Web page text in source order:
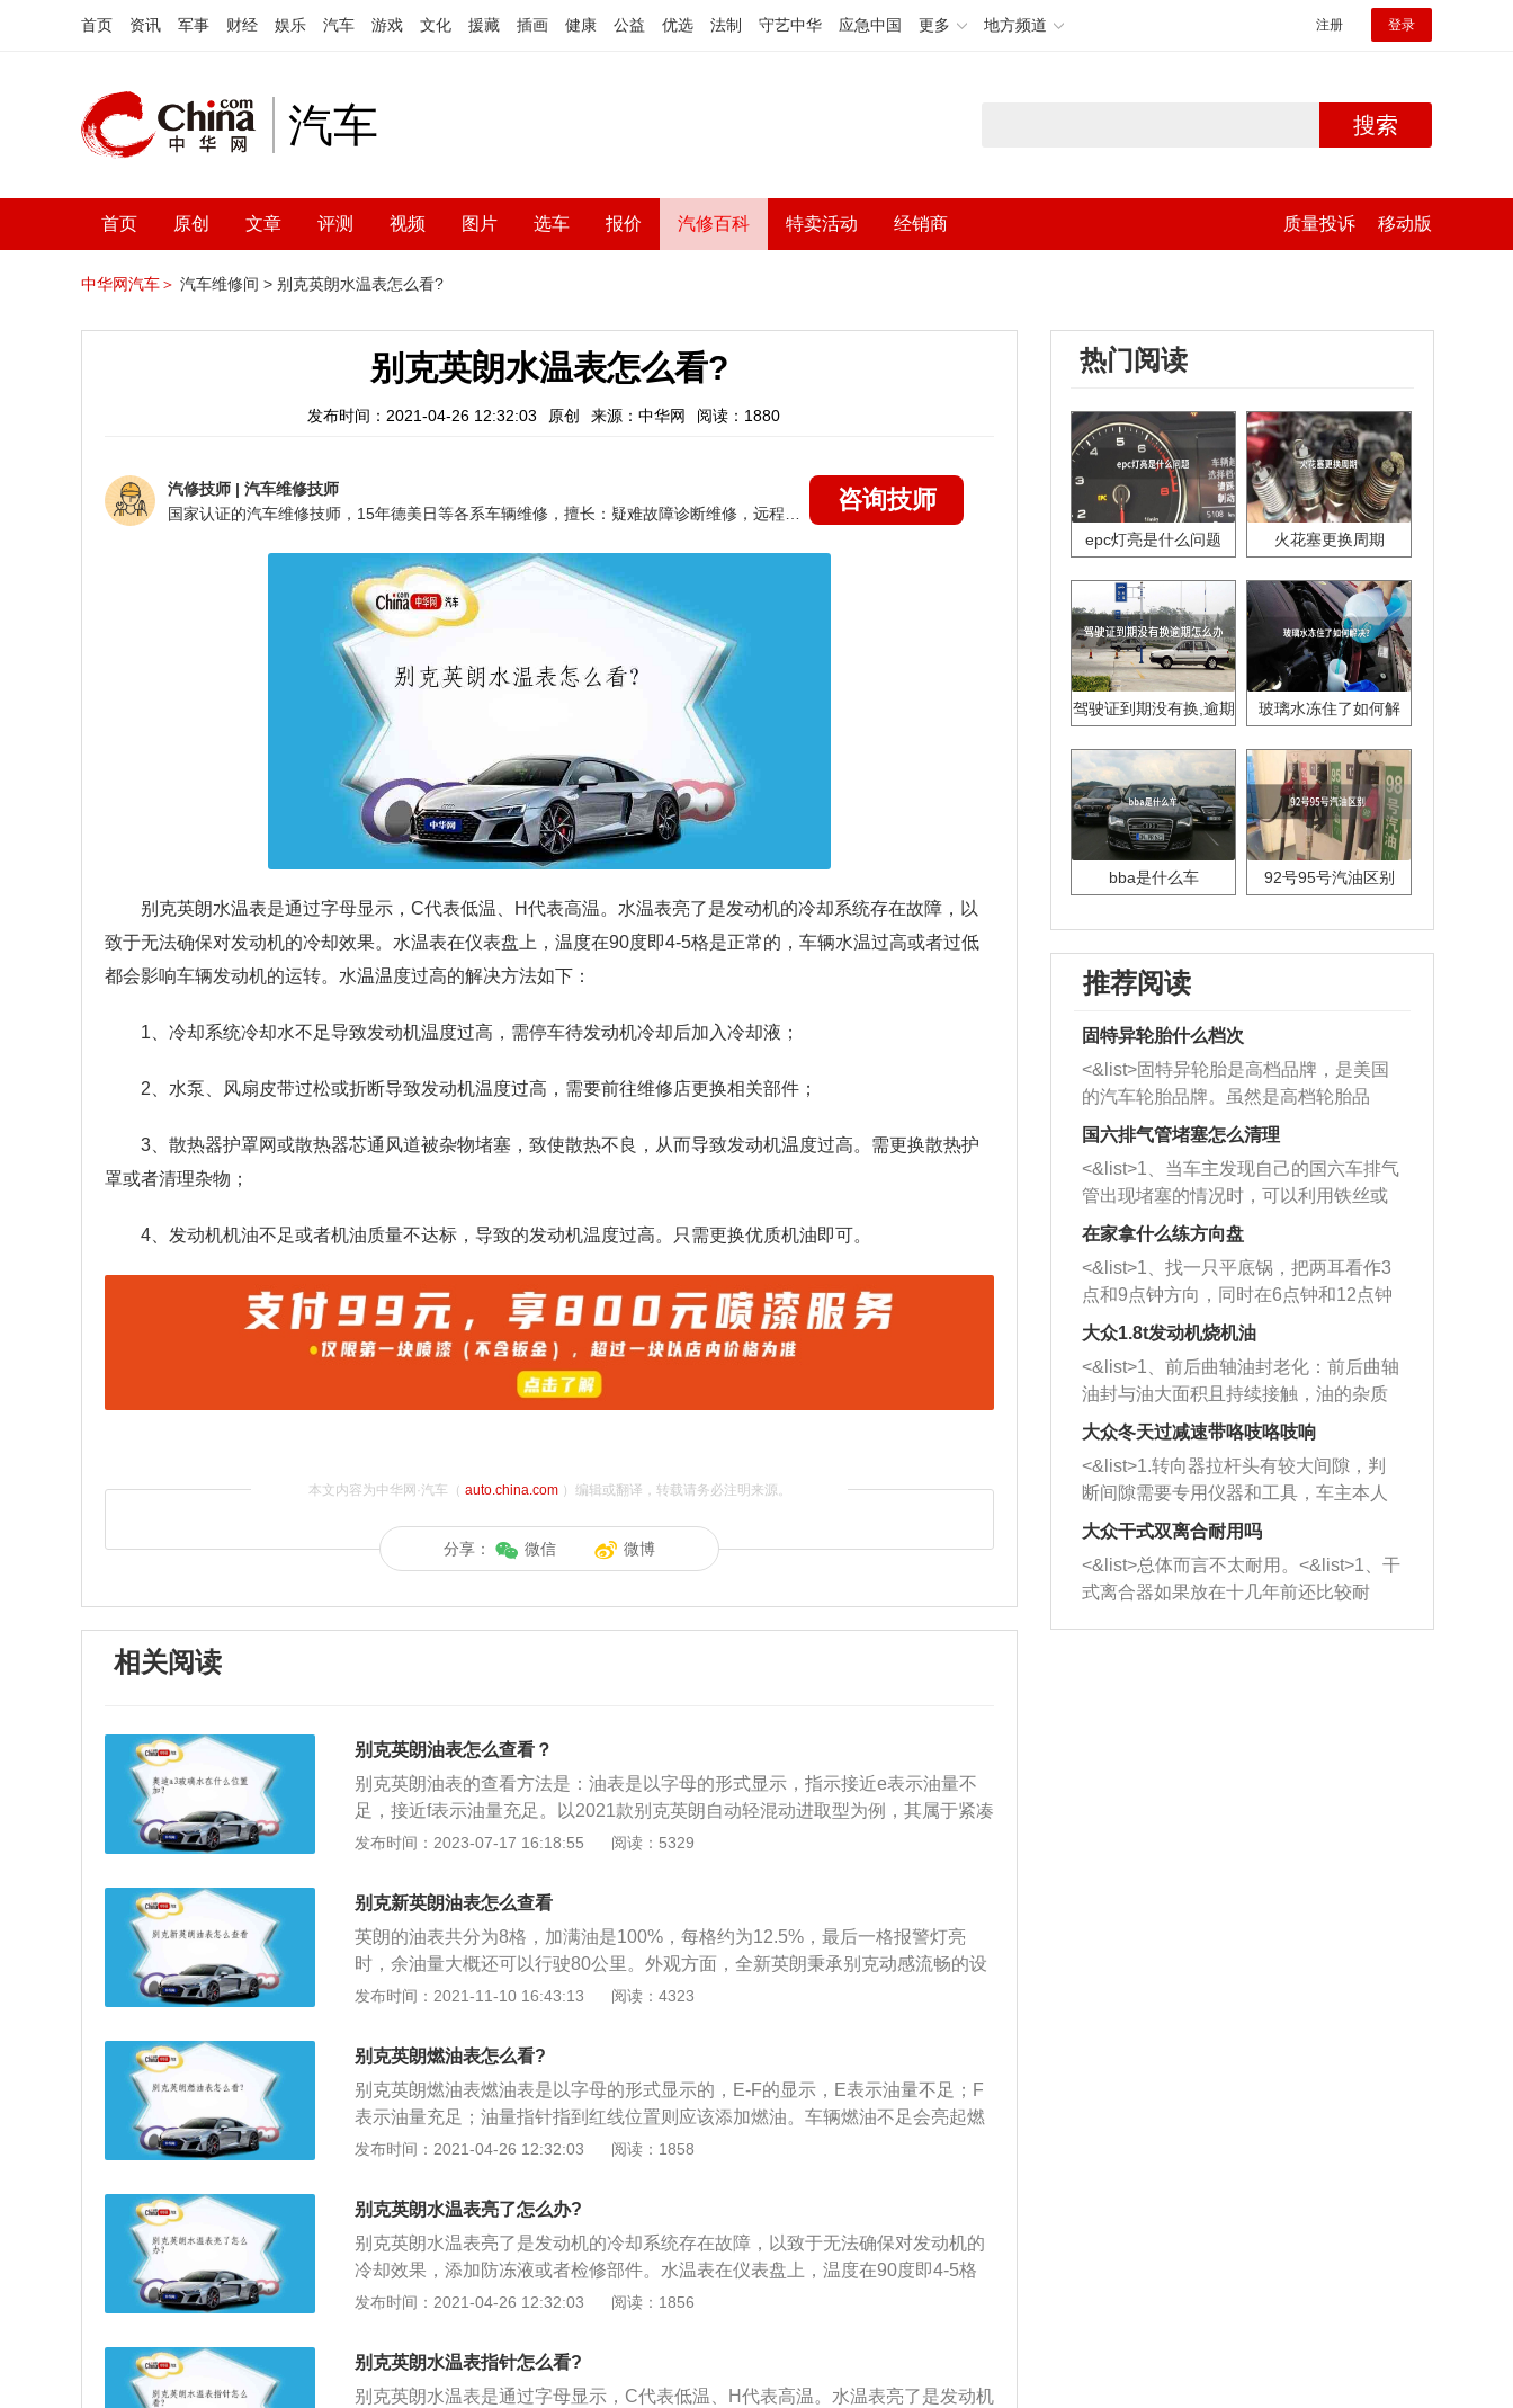
首页 资讯 军事 财经 娱乐 汽车 游戏 文化 援藏 插画 健康 公益 优选 法制 守艺中华 应急中国 更多 地方频道 注册 登录
汽车 搜索
首页 原创 文章 评测 视频 图片 选车 报价 汽修百科 特卖活动 经销商 质量投诉 移动版
中华网汽车＞ 汽车维修间 > 别克英朗水温表怎么看?
别克英朗水温表怎么看?
发布时间：2021-04-26 12:32:03 原创 来源：中华网 阅读：1880
汽修技师 | 汽车维修技师
咨询技师
别克英朗水温表是通过字母显示，C代表低温、H代表高温。水温表亮了是发动机的冷却系统存在故障，以
致于无法确保对发动机的冷却效果。水温表在仪表盘上，温度在90度即4-5格是正常的，车辆水温过高或者过低
都会影响车辆发动机的运转。水温温度过高的解决方法如下：
1、冷却系统冷却水不足导致发动机温度过高，需停车待发动机冷却后加入冷却液；
2、水泵、风扇皮带过松或折断导致发动机温度过高，需要前往维修店更换相关部件；
3、散热器护罩网或散热器芯通风道被杂物堵塞，致使散热不良，从而导致发动机温度过高。需更换散热护
罩或者清理杂物；
4、发动机机油不足或者机油质量不达标，导致的发动机温度过高。只需更换优质机油即可。
本文内容为中华网·汽车（ auto.china.com）编辑或翻译，转载请务必注明来源。
分享： 微信 微博
相关阅读
别克英朗油表怎么查看？
别克英朗油表的查看方法是：油表是以字母的形式显示，指示接近e表示油量不
足，接近f表示油量充足。以2021款别克英朗自动轻混动进取型为例，其属于紧凑
型车，车身尺寸是：长4609mm、宽1798mm、高1486mm，轴距为2640mm，油
大马力是163ps，最大功率转速是每分钟5500rpm，与其匹配的是6速手自一体变
速箱。
发布时间：2023-07-17 16:18:55 阅读：5329
别克新英朗油表怎么查看
英朗的油表共分为8格，加满油是100%，每格约为12.5%，最后一格报警灯亮
时，余油量大概还可以行驶80公里。外观方面，全新英朗秉承别克动感流畅的设
计语言。汲取Riviera概念车的经典元素，配有全新飞翼式镀铬进气格栅、展翼型
16吋双五辐豪华双色铝合金轮毂。内饰方面，全新英朗座舱延续别克360度环抱
一体式设计，配合触感较佳的内饰材质，及Quiet-Tuning别克专利静音科技。配
有三辐多功能方向盘、冰蓝运动型仪表盘、全自动空调系统、一键启动功能、后
排空调出风口、400L容积灵活多变行李箱。动力方面，全新别克英朗搭载1.3T双
喷射涡轮增压发动机+6速DSS智能双离合变速箱及1.0T双喷射涡轮增压发动机+6
值扭矩为230N.m/1800~4400，后者最大功率为92kW/5600RPM，峰值扭矩为17
0Nm/1700-4400RPM。
发布时间：2021-11-10 16:43:13 阅读：4323
别克英朗燃油表怎么看?
别克英朗燃油表燃油表是以字母的形式显示的，E-F的显示，E表示油量不足；F
表示油量充足；油量指针指到红线位置则应该添加燃油。车辆燃油不足会亮起燃
油报警的。燃油表的使用注意事项如下：1、不要等报警灯亮时再加油，因为汽
作，减少其使用寿命；2、加油时不建议加满，因为汽油受热膨胀和在夏季高温
下挥发成汽油蒸汽，需要有空间来容纳。如果加的过满没有一点空间，汽油蒸汽
甚至液体汽油便进入到碳罐储存，碳罐存满了又逸到空气中，不但浪费还污染环
境；3、指示偏差，日常更换电瓶或汽油滤芯、甚至停放一夜后，再次启动车辆
时，可能注意到油表指针低于之前显示位置，便认为是故障。其实是正常现象，
对汽油的热涨作用，自然显示偏高，当温度下降和打开油箱后，压力释放，油面
随之下降，所以出现显示偏差是一种正常现象。但偏差一般不会超过一个指针宽
发布时间：2021-04-26 12:32:03 阅读：1858
别克英朗水温表亮了怎么办?
别克英朗水温表亮了是发动机的冷却系统存在故障，以致于无法确保对发动机的
冷却效果，添加防冻液或者检修部件。水温表在仪表盘上，温度在90度即4-5格
是正常的，车辆水温过高或者过低都会影响车辆发动机的运转。水温温度过高的
冷却后加入冷却液；2、水泵、风扇皮带过松或折断导致发动机温度过高，需要
前往维修店更换相关部件；3、散热器护罩网或散热器芯通风道被杂物堵塞，致
发布时间：2021-04-26 12:32:03 阅读：1856
别克英朗水温表指针怎么看?
别克英朗水温表是通过字母显示，C代表低温、H代表高温。水温表亮了是发动机
热门阅读
epc灯亮是什么问题 火花塞更换周期
驾驶证到期没有换,逾期
玻璃水冻住了如何解
bba是什么车 92号95号汽油区别
推荐阅读
固特异轮胎什么档次
<&list>固特异轮胎是高档品牌，是美国
的汽车轮胎品牌。虽然是高档轮胎品
牌，但是中高低端的轮胎都有生产，这
也是为了更好的开拓市场。
国六排气管堵塞怎么清理
<&list>1、当车主发现自己的国六车排气
管出现堵塞的情况时，可以利用铁丝或
者是细棍，直接将杂物给取出来，如果
堵塞情况比较严重，也可以采取应急措
施。 <&list>2、直接利用木棍将所有的
杂物推到排气管里面的位置处，然后将
三元催化器拆解开，就可以将堵塞的东
西取出来。但如果是因为积碳过多引起
的堵塞，就需要将三元催化器泡在草酸
洗剂对堵塞的情况得到解决，将清洗剂
放在燃油箱中，与燃油混合后，车辆启
动时，就可以和汽油一起进入到燃烧
室，最后形成废气排出，就可以让三元
催化器得到清洗，排气管堵塞的情况就
能够得到解决。
在家拿什么练方向盘
<&list>1、找一只平底锅，把两耳看作3
点和9点钟方向，同时在6点钟和12点钟
方向做一个标记。 <&list>2、双手握住
一圈半的练习，往右同样也要打相同的
圈数。 <&list>3、最后强调要反复练
习，这样就可以形成肌肉记忆，在真实
驾驶车辆时，不需要记忆也能打好方
向。
大众1.8t发动机烧机油
<&list>1、前后曲轴油封老化：前后曲轴
油封与油大面积且持续接触，油的杂质
和发动机内持续温度变化使其密封效果
逐渐减弱，导致渗油或漏油。<&list>2、
活塞间隙过大：积碳会使活塞环与缸体
的间隙扩大，导致机油流入燃烧室中，
造成烧机油。<&list>3、机油粘度。使用
机油粘度过小的话，同样会有烧机油现
象，机油粘度过小具有很好的流动性，
大众冬天过减速带咯吱咯吱响
<&list>1.转向器拉杆头有较大间隙，判
断间隙需要专用仪器和工具，车主本人
无法制作，需要将车辆送到修理厂或4s
店；<&list>2.车辆半轴套管防尘罩破
裂，破裂后会出现漏油现象，使半轴磨
损严重，磨损的半轴容易损坏，产生异
响；<&list>3.稳定器的转向胶套和球头
大众干式双离合耐用吗
<&list>总体而言不太耐用。<&list>1、干
式离合器如果放在十几年前还比较耐